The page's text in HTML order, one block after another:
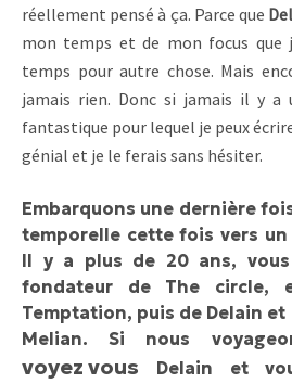
réellement pensé à ça. Parce que
mon temps et de mon focus que
temps pour autre chose. Mais
jamais rien. Donc si jamais il y
fantastique pour lequel je peux
génial et je le ferais sans hésiter.
Embarquons une dernière
temporelle cette fois vers
Il y a plus de 20 ans, vous
fondateur de The circle,
Temptation, puis de Delain
Melian. Si nous
voyez vous Delain et